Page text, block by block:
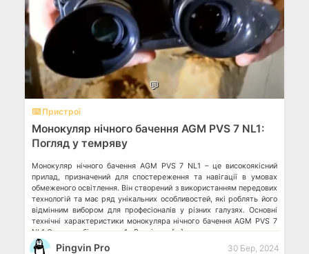
💬
⌨️ Пристрої
Монокуляр нічного бачення AGM PVS 7 NL1:
Погляд у темряву
Монокуляр нічного бачення AGM PVS 7 NL1 – це високоякісний
прилад, призначений для спостереження та навігації в умовах
обмеженого освітлення. Він створений з використанням передових
технологій та має ряд унікальних особливостей, які роблять його
відмінним вибором для професіоналів у різних галузях. Основні
технічні характеристики монокуляра нічного бачення AGM PVS 7
NL1 Оптичне збільшення: 1x Роздільна […]
Pingvin Pro 30 Бер, 2024